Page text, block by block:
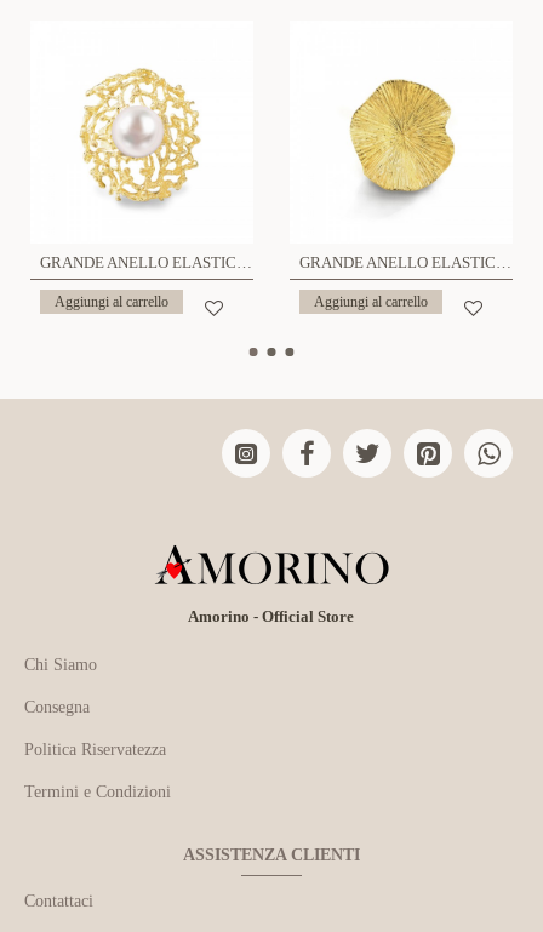
GRANDE ANELLO ELASTICO CORAL CON PERLA - NY2492B896
Aggiungi al carrello
GRANDE ANELLO ELASTICO FOGLIA DI LOTO - NY2492B894
Aggiungi al carrello
Amorino - Official Store
Chi Siamo
Consegna
Politica Riservatezza
Termini e Condizioni
ASSISTENZA CLIENTI
Contattaci